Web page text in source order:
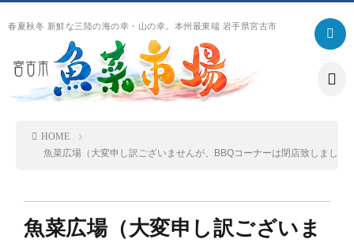
春夏秋冬 新鮮な三陸の海の幸・山の幸。本州最東端 岩手県宮古市
ー
HOME
魚菜広場（大変申し訳ございませんが、BBQコーナーは閉店致しました
魚菜広場（大変申し訳ございま